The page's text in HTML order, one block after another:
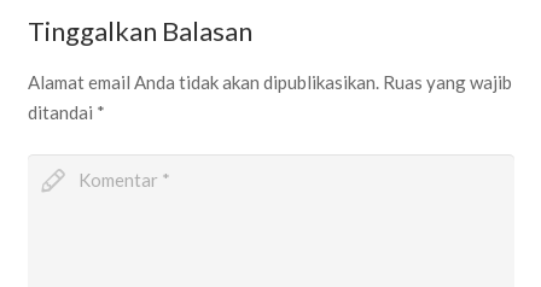
Tinggalkan Balasan
Alamat email Anda tidak akan dipublikasikan. Ruas yang wajib
ditandai *